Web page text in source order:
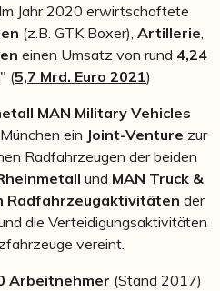
Jahr 2020 erwirtschaftete
(z.B. GTK Boxer), Artillerie,
einen Umsatz von rund 4,24
(5,7 Mrd. Euro 2021)
MAN Military Vehicles
ein Joint-Venture zur
Radfahrzeugen der beiden
und MAN Truck &
Radfahrzeugaktivitäten der
die Verteidigungsaktivitäten
vereint.
Arbeitnehmer (Stand 2017)